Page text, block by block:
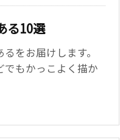
る10選
をお届けします。
でもかっこよく描か